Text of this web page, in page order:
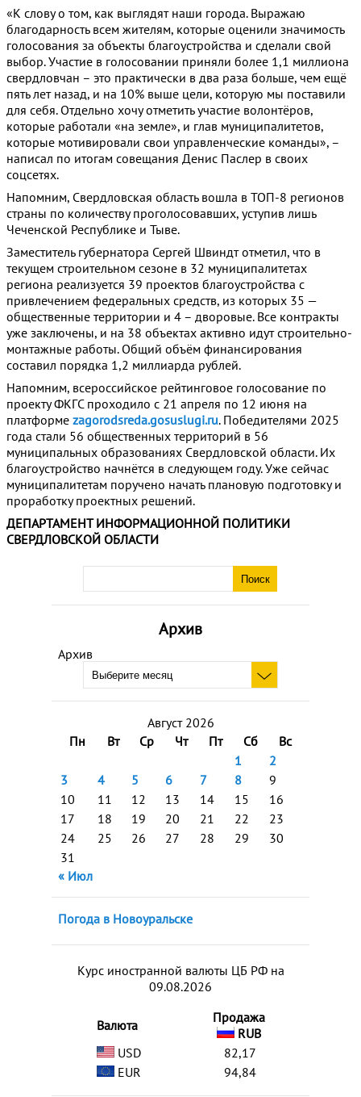
Архив
Архив
Август 2026
Пн
Вт Ср Чт Пт Сб
Вс
1
2
3
4 5 6 7 8
9
10
11 12 13 14 15
16
17
18 19 20 21 22
23
24
25 26 27 28 29
30
31
« Июл
Погода в Новоуральске
Курс иностранной валюты ЦБ РФ на
09.08.2026
Валюта
Продажа
RUB
USD
82,17
EUR
94,84
«К слову о том, как выглядят наши города. Выражаю
благодарность всем жителям, которые оценили значимость
голосования за объекты благоустройства и сделали свой
выбор. Участие в голосовании приняли более 1,1 миллиона
свердловчан – это практически в два раза больше, чем ещё
пять лет назад, и на 10% выше цели, которую мы поставили
для себя. Отдельно хочу отметить участие волонтёров,
которые работали «на земле», и глав муниципалитетов,
которые мотивировали свои управленческие команды», –
написал по итогам совещания Денис Паслер в своих
соцсетях.
Напомним, Свердловская область вошла в ТОП-8 регионов
страны по количеству проголосовавших, уступив лишь
Чеченской Республике и Тыве.
Заместитель губернатора Сергей Швиндт отметил, что в
текущем строительном сезоне в 32 муниципалитетах
региона реализуется 39 проектов благоустройства с
привлечением федеральных средств, из которых 35 —
общественные территории и 4 – дворовые. Все контракты
уже заключены, и на 38 объектах активно идут строительно-
монтажные работы. Общий объём финансирования
составил порядка 1,2 миллиарда рублей.
Напомним, всероссийское рейтинговое голосование по
проекту ФКГС проходило с 21 апреля по 12 июня на
платформе zagorodsreda.gosuslugi.ru. Победителями 2025
года стали 56 общественных территорий в 56
муниципальных образованиях Свердловской области. Их
благоустройство начнётся в следующем году. Уже сейчас
муниципалитетам поручено начать плановую подготовку и
проработку проектных решений.
ДЕПАРТАМЕНТ ИНФОРМАЦИОННОЙ ПОЛИТИКИ
СВЕРДЛОВСКОЙ ОБЛАСТИ